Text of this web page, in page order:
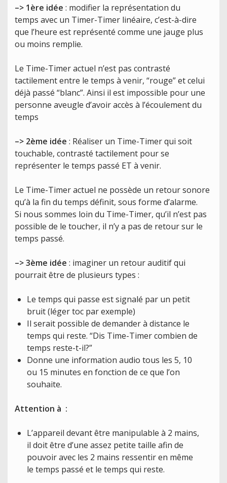
–> 1ère idée : modifier la représentation du
temps avec un Timer-Timer linéaire, c’est-à-dire
que l’heure est représenté comme une jauge plus
ou moins remplie.
Le Time-Timer actuel n’est pas contrasté
tactilement entre le temps à venir, “rouge” et celui
déjà passé “blanc”. Ainsi il est impossible pour une
personne aveugle d’avoir accès à l’écoulement du
temps
–> 2ème idée : Réaliser un Time-Timer qui soit
touchable, contrasté tactilement pour se
représenter le temps passé ET à venir.
Le Time-Timer actuel ne possède un retour sonore
qu’à la fin du temps définit, sous forme d’alarme.
Si nous sommes loin du Time-Timer, qu’il n’est pas
possible de le toucher, il n’y a pas de retour sur le
temps passé.
–> 3ème idée : imaginer un retour auditif qui
pourrait être de plusieurs types :
Le temps qui passe est signalé par un petit
bruit (léger toc par exemple)
Il serait possible de demander à distance le
temps qui reste. “Dis Time-Timer combien de
temps reste-t-il?”
Donne une information audio tous les 5, 10
ou 15 minutes en fonction de ce que l’on
souhaite.
Attention à :
L’appareil devant être manipulable à 2 mains,
il doit être d’une assez petite taille afin de
pouvoir avec les 2 mains ressentir en même
le temps passé et le temps qui reste.